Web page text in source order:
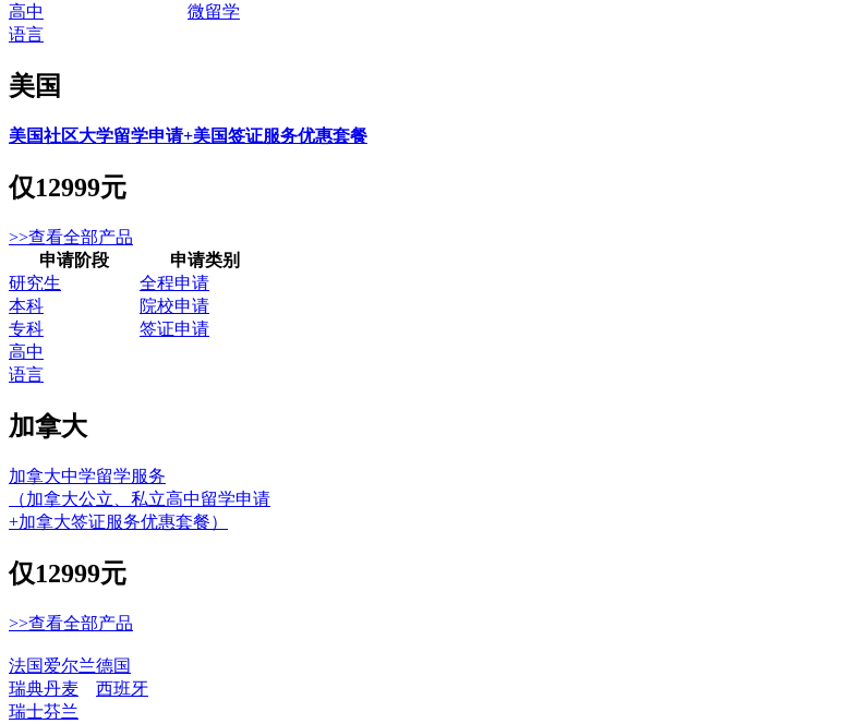
高中
微留学
语言
美国
美国社区大学留学申请+美国签证服务优惠套餐
仅12999元
>>查看全部产品
申请阶段
申请类别
研究生
全程申请
本科
院校申请
专科
签证申请
高中
语言
加拿大
加拿大中学留学服务
（加拿大公立、私立高中留学申请
+加拿大签证服务优惠套餐）
仅12999元
>>查看全部产品
法国爱尔兰德国
瑞典丹麦
西班牙
瑞士芬兰